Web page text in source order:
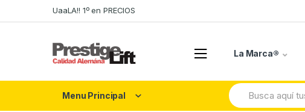
to
to
UaaLA!! 1º en PRECIOS
La Marca®
Menu Principal
Search
for: